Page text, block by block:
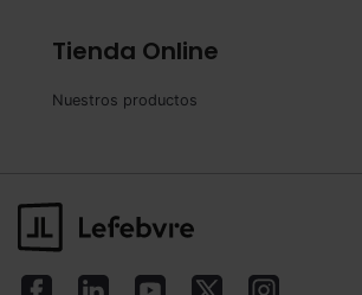
Tienda Online
Nuestros productos